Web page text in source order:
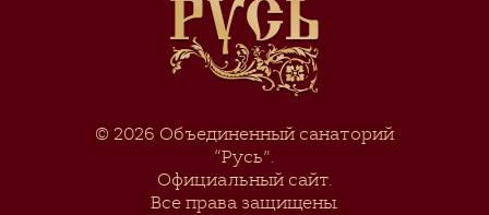
© 2026 Объединенный санаторий
“Русь”.
Официальный сайт.
Все права защищены.